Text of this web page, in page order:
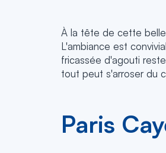
À la tête de cette
L'ambiance est
fricassée d'agouti
tout peut s'arroser du
Paris